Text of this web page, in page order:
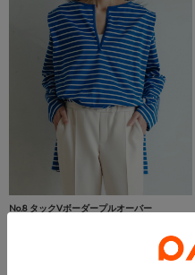
No.8 タックVボーダープルオーバー
ットになるように仕上げた、肩にタックをと
ったデザインがポイントのボーダーのトップ